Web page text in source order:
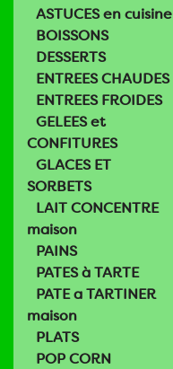
ASTUCES en cuisine
BOISSONS
DESSERTS
ENTREES CHAUDES
ENTREES FROIDES
GELEES et
CONFITURES
GLACES ET
SORBETS
LAIT CONCENTRE
maison
PAINS
PATES à TARTE
PATE a TARTINER
maison
PLATS
POP CORN